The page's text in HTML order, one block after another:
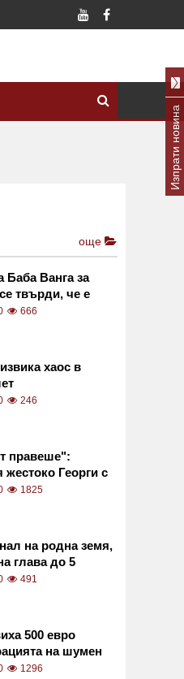
още
Баба Ванга за
твърди, че е
666
хаос в
246
правеше":
жестоко Георги с
1825
на родна земя,
глава до 5
491
500 евро
на шумен
1296
Изпрати новина